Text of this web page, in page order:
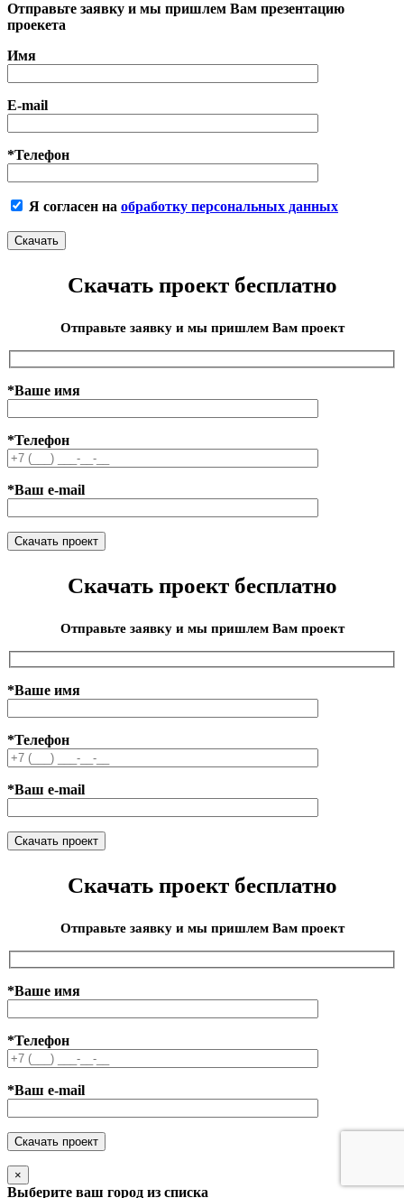
Отправьте заявку и мы пришлем Вам презентацию
проекета
Имя
E-mail
*Телефон
Я согласен на обработку персональных данных
Скачать проект бесплатно
Отправьте заявку и мы пришлем Вам проект
*Ваше имя
*Телефон
*Ваш e-mail
Скачать проект бесплатно
Отправьте заявку и мы пришлем Вам проект
*Ваше имя
*Телефон
*Ваш e-mail
Скачать проект бесплатно
Отправьте заявку и мы пришлем Вам проект
*Ваше имя
*Телефон
*Ваш e-mail
×
Выберите ваш город из списка